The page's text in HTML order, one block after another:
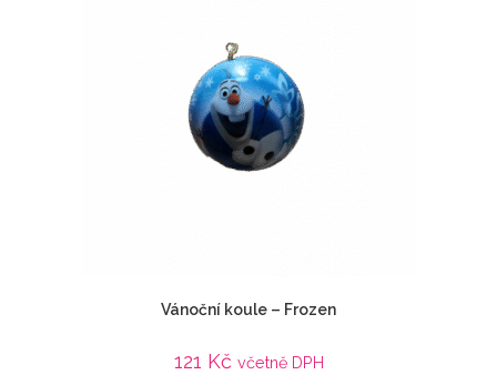
Vánoční koule – Frozen
121 Kč včetně DPH